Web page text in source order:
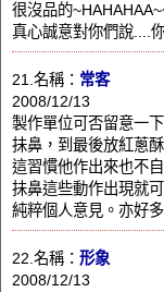
很沒品的
真心誠意對你們說....
21.名稱： 常客
2008/12/13
製作單位可否留意一
抺鼻，到最後放紅蔥
這習慣他作出來也不
抺鼻這些動作出現就可
純粹個人意見。亦好
22.名稱： 形象
2008/12/13